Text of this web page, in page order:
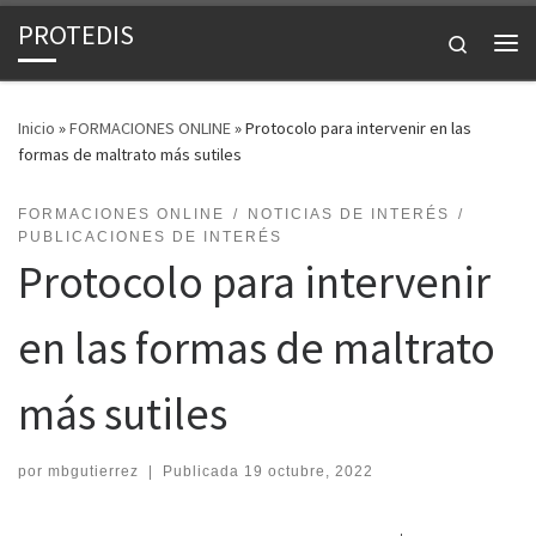
Saltar al contenido
PROTEDIS Search
Inicio »FORMACIONES ONLINE»Protocolo para intervenir en las
formas de maltrato más sutiles
FORMACIONES ONLINE
NOTICIAS DE INTERÉS
PUBLICACIONES DE INTERÉS
Protocolo para intervenir
en las formas de maltrato
más sutiles
por mbgutierrez Publicada 19 octubre, 2022